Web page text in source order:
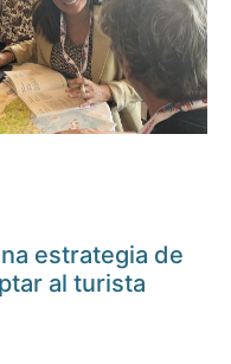
estrategia de
al turista